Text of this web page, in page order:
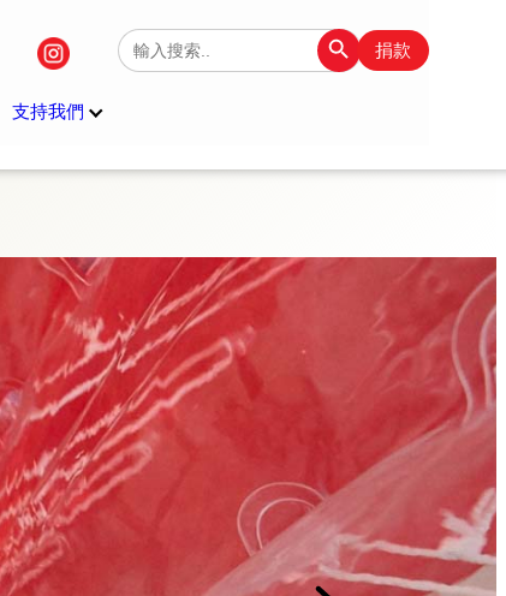
Search
for:
Search Button
捐款
支持我們